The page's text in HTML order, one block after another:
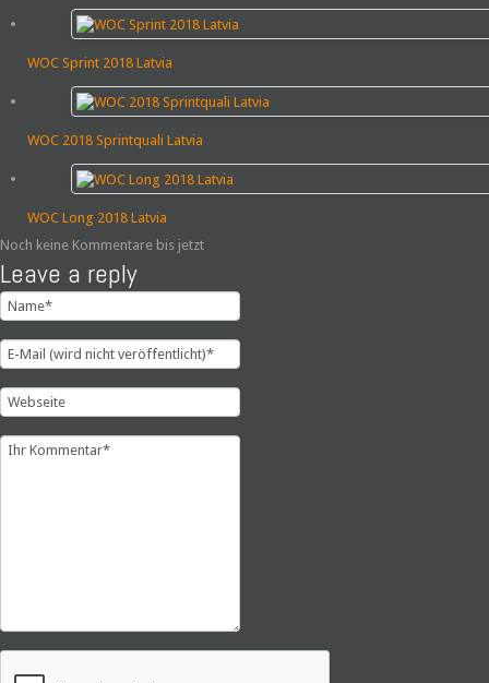
WOC Sprint 2018 Latvia
WOC 2018 Sprintquali Latvia
WOC Long 2018 Latvia
Noch keine Kommentare bis jetzt
Leave a reply